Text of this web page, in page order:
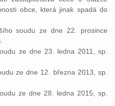
obce, která jinak spadá do
soudu ze dne 22. prosince
ze dne 23. ledna 2011, sp.
ze dne 12. března 2013, sp.
ze dne 28. ledna 2015, sp.